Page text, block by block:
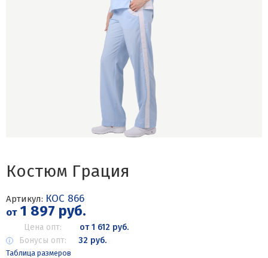
Костюм Грация
Артикул: КОС 866
от1 897 руб.
Цена опт:
от 1 612 руб.
Бонусы опт:
32 руб.
Таблица размеров